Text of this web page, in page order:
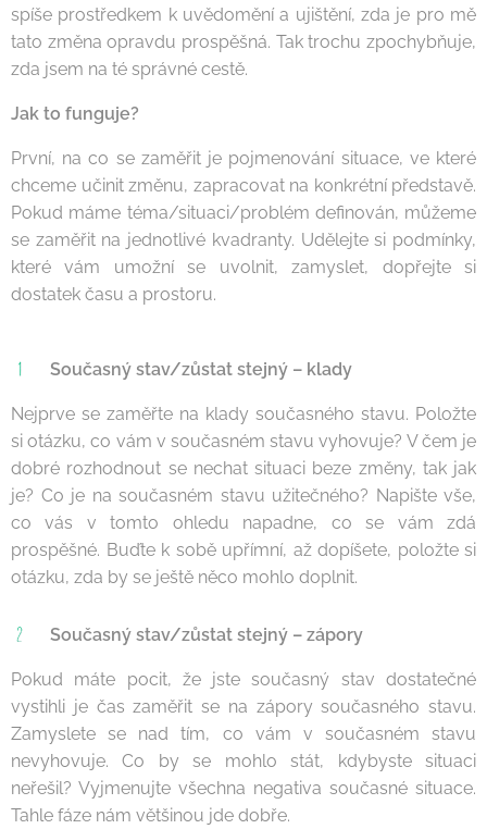
spíše prostředkem k uvědomění a ujištění, zda je pro mě
tato změna opravdu prospěšná. Tak trochu zpochybňuje,
zda jsem na té správné cestě.
Jak to funguje?
První, na co se zaměřit je pojmenování situace, ve které
chceme učinit změnu, zapracovat na konkrétní představě.
Pokud máme téma/situaci/problém definován, můžeme
se zaměřit na jednotlivé kvadranty. Udělejte si podmínky,
které vám umožní se uvolnit, zamyslet, dopřejte si
dostatek času a prostoru.
Současný stav/zůstat stejný – klady
Nejprve se zaměřte na klady současného stavu. Položte
si otázku, co vám v současném stavu vyhovuje? V čem je
dobré rozhodnout se nechat situaci beze změny, tak jak
je? Co je na současném stavu užitečného? Napište vše,
co vás v tomto ohledu napadne, co se vám zdá
prospěšné. Buďte k sobě upřímní, až dopíšete, položte si
otázku, zda by se ještě něco mohlo doplnit.
Současný stav/zůstat stejný – zápory
Pokud máte pocit, že jste současný stav dostatečné
vystihli je čas zaměřit se na zápory současného stavu.
Zamyslete se nad tím, co vám v současném stavu
nevyhovuje. Co by se mohlo stát, kdybyste situaci
neřešil? Vyjmenujte všechna negativa současné situace.
Tahle fáze nám většinou jde dobře.